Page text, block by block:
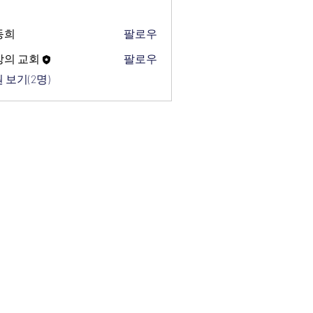
희
팔로우
의 교회
팔로우
보기(2명)